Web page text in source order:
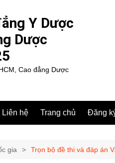
Y Dược
Dược
Cao đẳng Dược
Liên hệ Trang chủ Đăng
gia Trọn bộ đề thi và đáp án